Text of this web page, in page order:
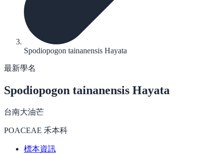
Spodiopogon tainanensis Hayata
最新學名
Spodiopogon tainanensis Hayata
台南大油芒
POACEAE 禾本科
標本資訊